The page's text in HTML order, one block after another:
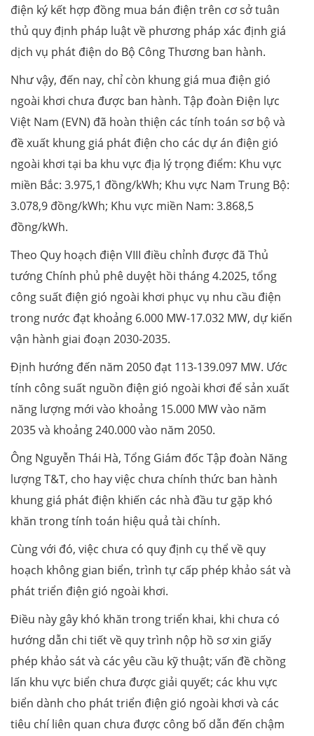
điện ký kết hợp đồng mua bán điện trên cơ sở tuân
thủ quy định pháp luật về phương pháp xác định giá
dịch vụ phát điện do Bộ Công Thương ban hành.
Như vậy, đến nay, chỉ còn khung giá mua điện gió
ngoài khơi chưa được ban hành. Tập đoàn Điện lực
Việt Nam (EVN) đã hoàn thiện các tính toán sơ bộ và
đề xuất khung giá phát điện cho các dự án điện gió
ngoài khơi tại ba khu vực địa lý trọng điểm: Khu vực
miền Bắc: 3.975,1 đồng/kWh; Khu vực Nam Trung Bộ:
3.078,9 đồng/kWh; Khu vực miền Nam: 3.868,5
đồng/kWh.
Theo Quy hoạch điện VIII điều chỉnh được đã Thủ
tướng Chính phủ phê duyệt hồi tháng 4.2025, tổng
công suất điện gió ngoài khơi phục vụ nhu cầu điện
trong nước đạt khoảng 6.000 MW-17.032 MW, dự kiến
vận hành giai đoạn 2030-2035.
Định hướng đến năm 2050 đạt 113-139.097 MW. Ước
tính công suất nguồn điện gió ngoài khơi để sản xuất
năng lượng mới vào khoảng 15.000 MW vào năm
2035 và khoảng 240.000 vào năm 2050.
Ông Nguyễn Thái Hà, Tổng Giám đốc Tập đoàn Năng
lượng T&T, cho hay việc chưa chính thức ban hành
khung giá phát điện khiến các nhà đầu tư gặp khó
khăn trong tính toán hiệu quả tài chính.
Cùng với đó, việc chưa có quy định cụ thể về quy
hoạch không gian biển, trình tự cấp phép khảo sát và
phát triển điện gió ngoài khơi.
Điều này gây khó khăn trong triển khai, khi chưa có
hướng dẫn chi tiết về quy trình nộp hồ sơ xin giấy
phép khảo sát và các yêu cầu kỹ thuật; vấn đề chồng
lấn khu vực biển chưa được giải quyết; các khu vực
biển dành cho phát triển điện gió ngoài khơi và các
tiêu chí liên quan chưa được công bố dẫn đến chậm